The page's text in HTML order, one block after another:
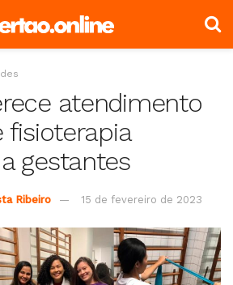
atendimento
fisioterapia
gestantes
Ribeiro 15 de fevereiro de 2023